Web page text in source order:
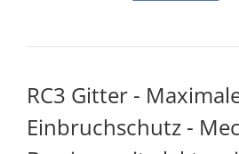
nach
RC3 Gitter -
Einbruchschutz -